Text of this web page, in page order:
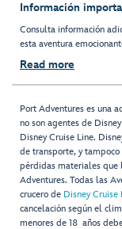
Información
Consulta información
esta aventura
Read more
Port Adventures es una
no son agentes de
Disney Cruise Line.
de transporte, y
pérdidas materiales que
Adventures. Todas las
crucero de Disney Cruise
cancelación según el
menores de 18 años